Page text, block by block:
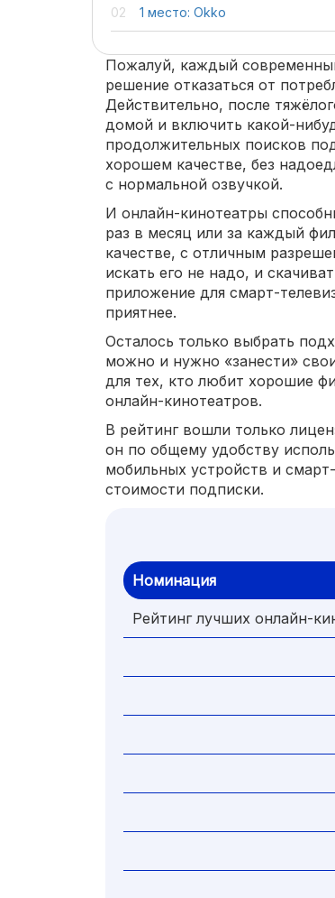
1 место: Okko
Пожалуй, каждый
решение отказаться от
Действительно, после
домой и включить какой-
продолжительных поисков
хорошем качестве, без
с нормальной озвучкой.
И онлайн-кинотеатры
раз в месяц или за каждый
качестве, с отличным
искать его не надо, и
приложение для смарт-
приятнее.
Осталось только выбрать
можно и нужно «занести»
для тех, кто любит хорошие
онлайн-кинотеатров.
В рейтинг вошли только
он по общему удобству
мобильных устройств и
стоимости подписки.
Номинация
Рейтинг лучших онлайн-